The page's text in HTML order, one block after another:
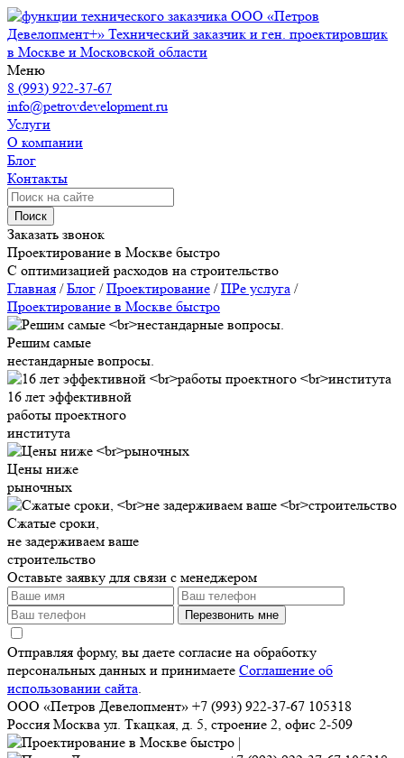
ООО «Петров
Девелопмент+» Технический заказчик и ген. проектировщик
в Москве и Московской области
Меню
8 (993) 922-37-67
info@petrovdevelopment.ru
Услуги
О компании
Блог
Контакты
Поиск
Заказать звонок
Проектирование в Москве быстро
С оптимизацией расходов на строительство
Главная /Блог /Проектирование /ПРе услуга /
Проектирование в Москве быстро
Решим самые
нестандарные вопросы.
16 лет эффективной
работы проектного
института
Цены ниже
рыночных
Сжатые сроки,
не задерживаем ваше
строительство
Оставьте заявку для связи с менеджером
Перезвонить мне
Отправляя форму, вы даете согласие на обработку
персональных данных и принимаете Соглашение об
использовании сайта.
ООО «Петров Девелопмент» +7 (993) 922-37-67 105318
Россия Москва ул. Ткацкая, д. 5, строение 2, офис 2-509